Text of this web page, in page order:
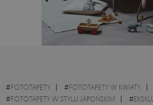
#FOTOTAPETY #FOTOTAPETY W KWIATY
#FOTOTAPETY W STYLU JAPOŃSKIM #